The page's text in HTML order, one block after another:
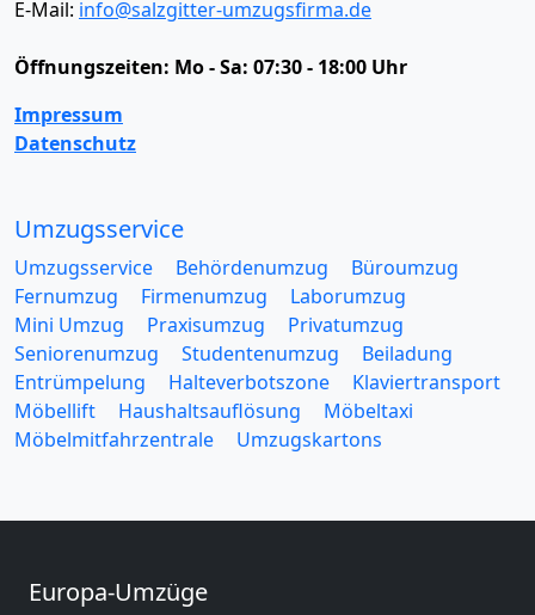
E-Mail: info@salzgitter-umzugsfirma.de
Öffnungszeiten: Mo - Sa: 07:30 - 18:00 Uhr
Impressum
Datenschutz
Umzugsservice
Umzugsservice Behördenumzug
Büroumzug
Fernumzug
Firmenumzug
Laborumzug
Mini Umzug
Praxisumzug
Privatumzug
Seniorenumzug
Studentenumzug
Beiladung
Entrümpelung
Halteverbotszone
Klaviertransport
Möbellift
Haushaltsauflösung
Möbeltaxi
Möbelmitfahrzentrale
Umzugskartons
Europa-Umzüge